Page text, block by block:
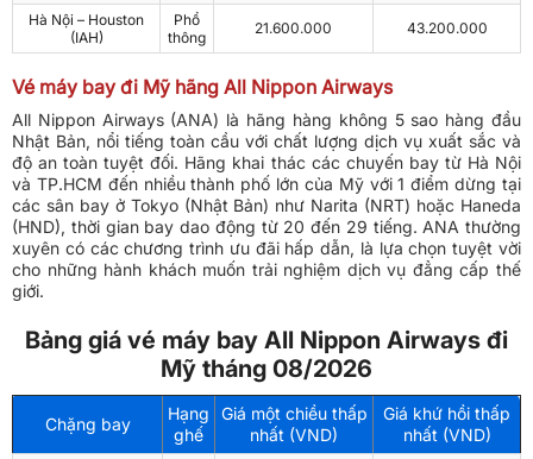
Hà Nội – Houston
(IAH)
Phổ
thông
21.600.000 43.200.000
Vé máy bay đi Mỹ hãng All Nippon Airways
All Nippon Airways (ANA) là hãng hàng không 5 sao hàng đầu
Nhật Bản, nổi tiếng toàn cầu với chất lượng dịch vụ xuất sắc và
độ an toàn tuyệt đối. Hãng khai thác các chuyến bay từ Hà Nội
và TP.HCM đến nhiều thành phố lớn của Mỹ với 1 điểm dừng tại
các sân bay ở Tokyo (Nhật Bản) như Narita (NRT) hoặc Haneda
(HND), thời gian bay dao động từ 20 đến 29 tiếng. ANA thường
xuyên có các chương trình ưu đãi hấp dẫn, là lựa chọn tuyệt vời
cho những hành khách muốn trải nghiệm dịch vụ đẳng cấp thế
giới.
Bảng giá vé máy bay All Nippon Airways đi
Mỹ tháng 08/2026
Chặng bay
Hạng
ghế
Giá một chiều thấp
nhất (VND)
Giá khứ hồi thấp
nhất (VND)